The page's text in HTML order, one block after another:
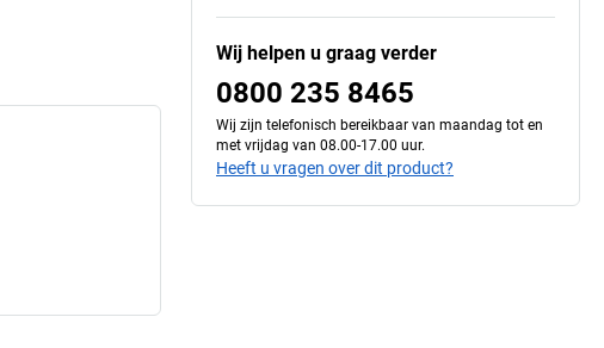
Wij helpen u graag verder
0800 235 8465
Wij zijn telefonisch bereikbaar van maandag tot en
met vrijdag van 08.00-17.00 uur.
Heeft u vragen over dit product?